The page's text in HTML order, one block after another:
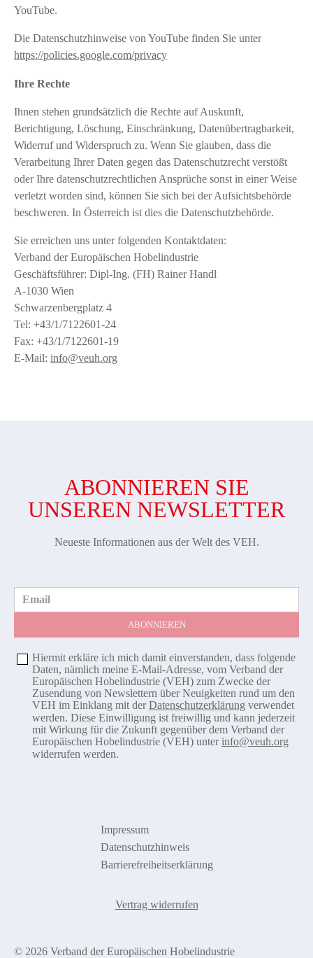
YouTube.
Die Datenschutzhinweise von YouTube finden Sie unter
https://policies.google.com/privacy
Ihre Rechte
Ihnen stehen grundsätzlich die Rechte auf Auskunft,
Berichtigung, Löschung, Einschränkung, Datenübertragbarkeit,
Widerruf und Widerspruch zu. Wenn Sie glauben, dass die
Verarbeitung Ihrer Daten gegen das Datenschutzrecht verstößt
oder Ihre datenschutzrechtlichen Ansprüche sonst in einer Weise
verletzt worden sind, können Sie sich bei der Aufsichtsbehörde
beschweren. In Österreich ist dies die Datenschutzbehörde.
Sie erreichen uns unter folgenden Kontaktdaten:
Verband der Europäischen Hobelindustrie
Geschäftsführer: Dipl-Ing. (FH) Rainer Handl
A-1030 Wien
Schwarzenbergplatz 4
Tel: +43/1/7122601-24
Fax: +43/1/7122601-19
E-Mail: info@veuh.org
ABONNIEREN SIE
UNSEREN NEWSLETTER
Neueste Informationen aus der Welt des VEH.
Email
Hiermit erkläre ich mich damit einverstanden, dass folgende
Daten, nämlich meine E-Mail-Adresse, vom Verband der
Europäischen Hobelindustrie (VEH) zum Zwecke der
Zusendung von Newslettern über Neuigkeiten rund um den
VEH im Einklang mit derDatenschutzerklärung verwendet
werden. Diese Einwilligung ist freiwillig und kann jederzeit
mit Wirkung für die Zukunft gegenüber dem Verband der
Europäischen Hobelindustrie (VEH) unterinfo@veuh.org
widerrufen werden.
Impressum
Datenschutzhinweis
Barrierefreiheitserklärung
Vertrag widerrufen
© 2026 Verband der Europäischen Hobelindustrie